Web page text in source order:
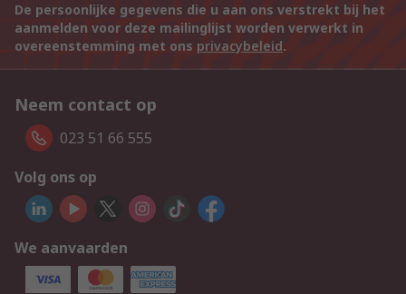
De persoonlijke gegevens die u aan ons verstrekt bij het
aanmelden voor deze mailinglijst worden verwerkt in
overeenstemming met ons privacybeleid.
Neem contact op
023 51 66 555
Volg ons op
We aanvaarden